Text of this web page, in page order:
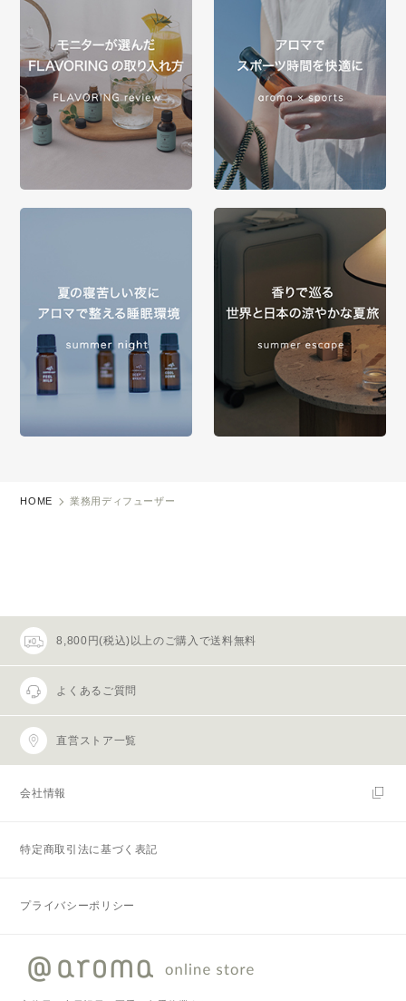
HOME 業務用ディフューザー
8,800円(税込)以上のご購入で送料無料
よくあるご質問
直営ストア一覧
会社情報
特定商取引法に基づく表記
プライバシーポリシー